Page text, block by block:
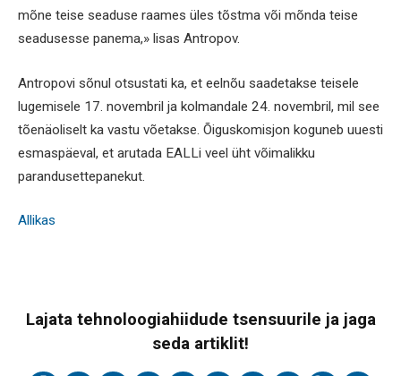
mõne teise seaduse raames üles tõstma või mõnda teise
seadusesse panema,» lisas Antropov.
Antropovi sõnul otsustati ka, et eelnõu saadetakse teisele
lugemisele 17. novembril ja kolmandale 24. novembril, mil see
tõenäoliselt ka vastu võetakse. Õiguskomisjon koguneb uuesti
esmaspäeval, et arutada EALLi veel üht võimalikku
parandusettepanekut.
Allikas
Lajata tehnoloogiahiidude tsensuurile ja jaga
seda artiklit!